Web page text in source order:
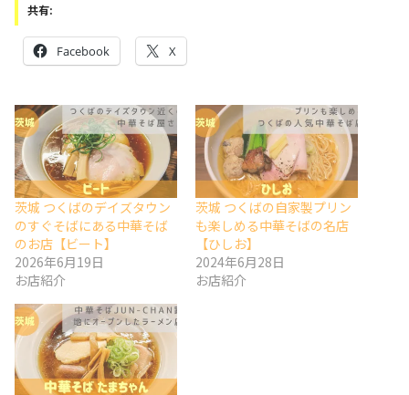
共有:
Facebook X
茨城 つくばのデイズタウン
のすぐそばにある中華そば
のお店【ビート】
2026年6月19日
お店紹介
茨城 つくばの自家製プリン
も楽しめる中華そばの名店
【ひしお】
2024年6月28日
お店紹介